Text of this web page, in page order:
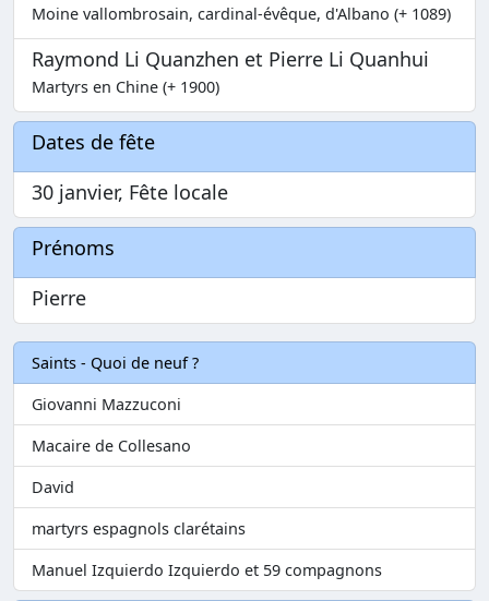
Moine vallombrosain, cardinal-évêque, d'Albano (+ 1089)
Raymond Li Quanzhen et Pierre Li Quanhui
Martyrs en Chine (+ 1900)
Dates de fête
30 janvier, Fête locale
Prénoms
Pierre
Saints - Quoi de neuf ?
Giovanni Mazzuconi
Macaire de Collesano
David
martyrs espagnols clarétains
Manuel Izquierdo Izquierdo et 59 compagnons